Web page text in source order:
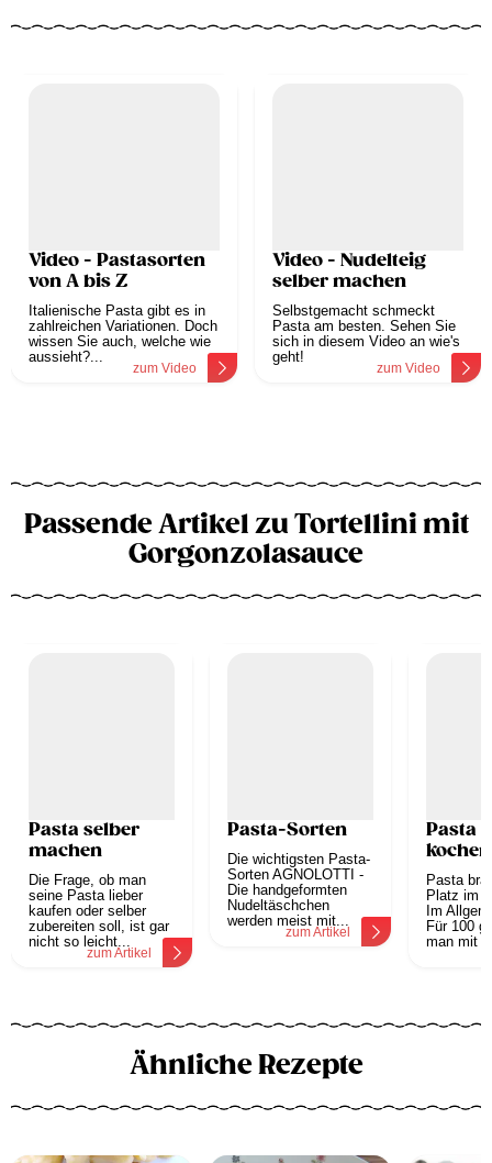
Video - Pastasorten
von A bis Z
Italienische Pasta gibt es in
zahlreichen Variationen. Doch
wissen Sie auch, welche wie
aussieht?...
zum Video
Video - Nudelteig
selber machen
Selbstgemacht schmeckt
Pasta am besten. Sehen Sie
sich in diesem Video an wie's
geht!
zum Video
Passende Artikel zu Tortellini mit
Gorgonzolasauce
Pasta selber
machen
Die Frage, ob man
seine Pasta lieber
kaufen oder selber
zubereiten soll, ist gar
nicht so leicht...
zum Artikel
Pasta-Sorten
Die wichtigsten Pasta-
Sorten AGNOLOTTI -
Die handgeformten
Nudeltäschchen
werden meist mit...
zum Artikel
Pasta
kochen
Pasta
Platz im
Im
Für 100
man mit
Ähnliche Rezepte